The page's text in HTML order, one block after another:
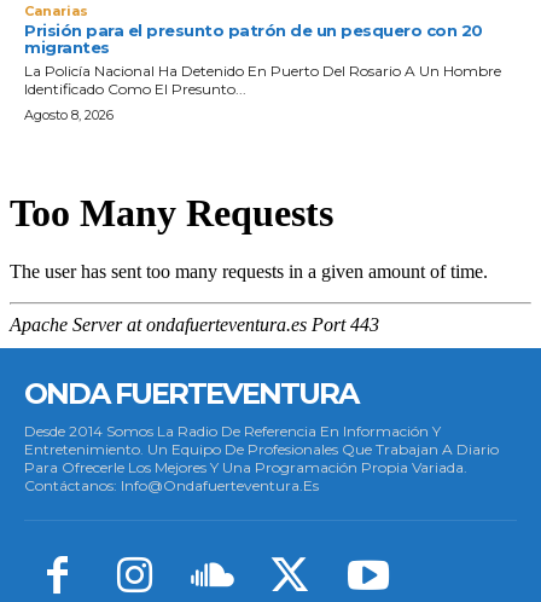
Canarias
Prisión para el presunto patrón de un pesquero con 20
migrantes
La Policía Nacional Ha Detenido En Puerto Del Rosario A Un Hombre
Identificado Como El Presunto...
Agosto 8, 2026
ONDA FUERTEVENTURA
Desde 2014 Somos La Radio De Referencia En Información Y
Entretenimiento. Un Equipo De Profesionales Que Trabajan A Diario
Para Ofrecerle Los Mejores Y Una Programación Propia Variada.
Contáctanos: Info@ondafuerteventura.es